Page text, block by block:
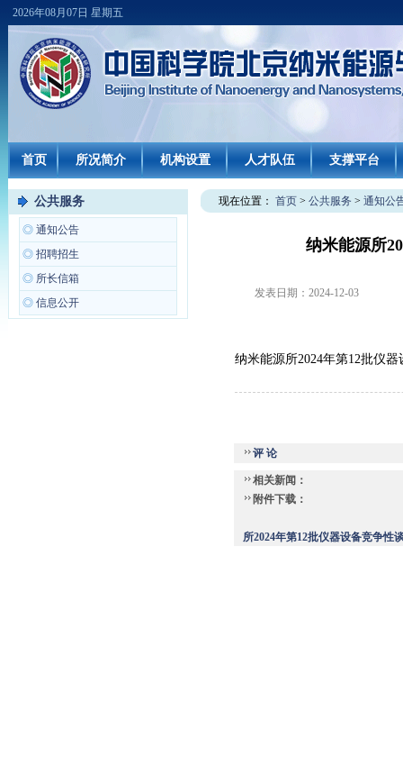
2026年08月07日 星期五
首页 所况简介 机构设置 人才队伍 支撑平台
公共服务
◎ 通知公告
◎ 招聘招生
◎ 所长信箱
◎ 信息公开
现在位置： 首页> 公共服务 > 通知公
纳米能源所
发表日期： 2024-12-03
纳米能源所2024年第12批仪
评 论
相关新闻：
附件下载：
所2024年第12批仪器设备竞争性